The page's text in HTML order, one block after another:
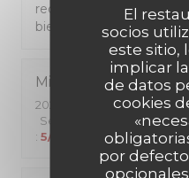
El
socios
este sitio,
implicar
de datos
cookies
por
recommande ce
bien manger pour un
Michèle D
2026-07-27
- 19:45 -
Servicio
Ambiente: 5
: 5/5